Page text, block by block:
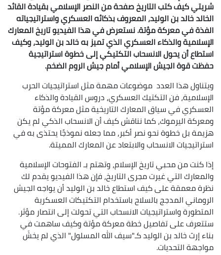
شريتي كيف كتب التاريخ صفحة من النصر الإسلامي بقيادة القائد
الخالد خالد بن الوليد، المعروف بذكائه العسكري واستراتيجياته
الفذة في معركة مؤتة. نستعرض في هذا الفيديو تاريخ المعارك
الإسلامية والذكاء العسكري الذي تميز به خالد بن الوليد، وكيف
استطاع أن يحول الانسحاب التكتيكي إلى خطوة استراتيجية
حفظت قوة الجيش الإسلامي أمام جيش الروم الضخم.
ويتناول هذا العدد موضوعات مهمة مثل استراتيجيات الحرب
الإسلامية، فن التكتيك العسكري، دروس القيادة والذكاء
العسكري في سياق المعارك التاريخية مثل معركة مؤتة
ومعركة اليرموك، كما نناقش كيف أن الانسحاب الذكي لم يكن
هزيمة بل خطوة نحو نصر أكبر، مما جعله نموذجًا يحتذى به في
استراتيجيات الانسحاب والابتعاد عن المعارك المميتة.
إذا كنت من محبي تاريخ الإسلام، وتهتم بـ الفتوحات الإسلامية
والمعارك التي غيرت مجرى التاريخ، فإن هذا الفيديو يقدم لك
نظرة معمقة على كيف استطاع خالد بن الوليد أن يواجه الجيش
الروماني المدجج بالسلاح باستخدام التكتيكات العسكرية
المتطورة واستراتيجيات الانسحاب التي تحولت إلى انتصار مؤثر.
ستتعرف على تفاصيل خطة معركة مؤتة وكيف ساهمت في
بناء إرث خالد بن الوليد كـ"سيف الله المسلول" الذي لم يخشَ
مواجهة التحديات.